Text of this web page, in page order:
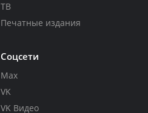
ТВ
Печатные издания
Соцсети
Max
VK
VK Видео